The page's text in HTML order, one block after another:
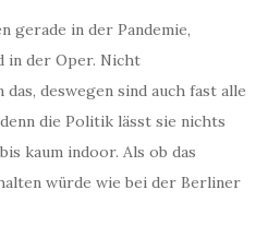
gerade in der Pandemie,
in der Oper. Nicht
deswegen sind auch fast alle
die Politik lässt sie nichts
kaum indoor. Als ob das
würde wie bei der Berliner